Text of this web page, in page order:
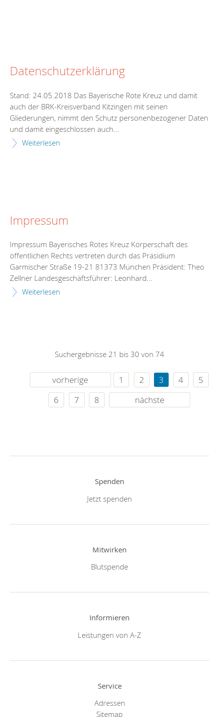
Datenschutzerklärung
Stand: 24.05.2018 Das Bayerische Rote Kreuz und damit
auch der BRK-Kreisverband Kitzingen mit seinen
Gliederungen, nimmt den Schutz personenbezogener Daten
und damit eingeschlossen auch...
Weiterlesen
Impressum
Impressum Bayerisches Rotes Kreuz Körperschaft des
öffentlichen Rechts vertreten durch das Präsidium
Garmischer Straße 19-21 81373 München Präsident: Theo
Zellner Landesgeschäftsführer: Leonhard...
Weiterlesen
Suchergebnisse 21 bis 30 von 74
vorherige 1 2 3 4
5
6
7 8 nächste
Spenden
Jetzt spenden
Mitwirken
Blutspende
Informieren
Leistungen von A-Z
Service
Adressen
Sitemap